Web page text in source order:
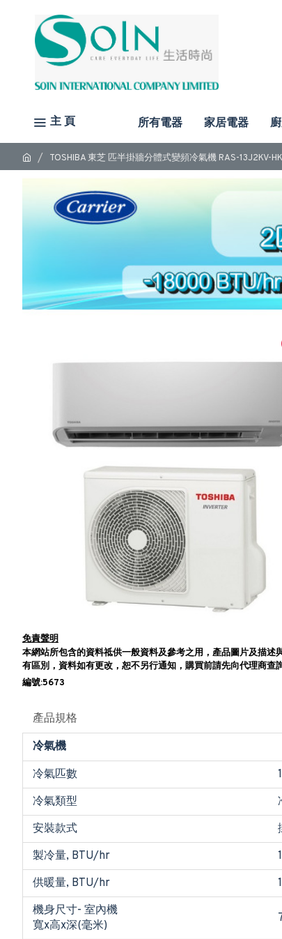
主 頁 所有電器 家居電器
TOSHIBA 東芝 匹半掛牆分體式變頻冷氣機 RAS-13J2KV-HK
免責聲明
本網站所包含的資料祗供一般資料及參考之用，產品圖片及描述
有區別，資料如有更改，恕不另行通知，購買前請先向代理商查
編號:5673
產品規格
冷氣機
冷氣匹數
冷氣類型
安裝款式
製冷量, BTU/hr
供暖量, BTU/hr
機身尺寸- 室內機
寬x高x深(毫米)